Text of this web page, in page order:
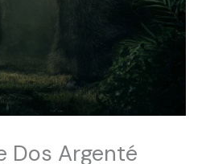
Dos Argenté